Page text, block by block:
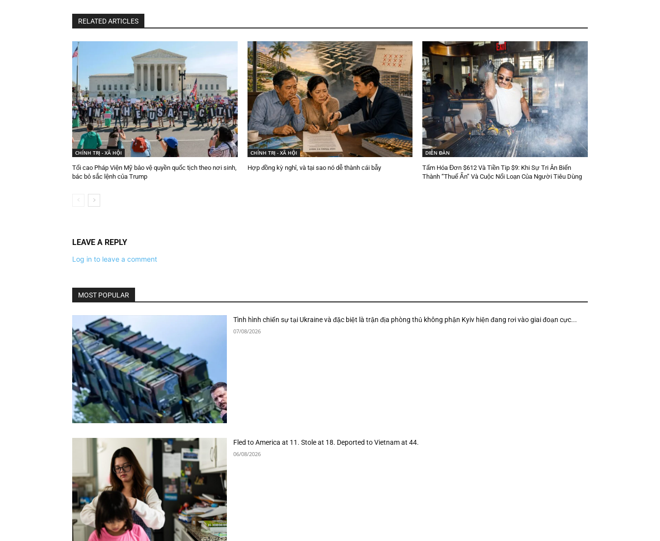
RELATED ARTICLES
CHÍNH TRỊ - XÃ HỘI
Tối cao Pháp Viện Mỹ bảo vệ quyền quốc tịch theo nơi sinh,
bác bỏ sắc lệnh của Trump
CHÍNH TRỊ - XÃ HỘI
Hợp đồng kỳ nghỉ, và tại sao nó dễ thành cái bẫy
DIỄN ĐÀN
Tấm Hóa Đơn $612 Và Tiền Tip $9: Khi Sự Tri Ân Biến
Thành “Thuế Ẩn” Và Cuộc Nổi Loạn Của Người Tiêu Dùng
LEAVE A REPLY
Log in to leave a comment
MOST POPULAR
Tình hình chiến sự tại Ukraine và đặc biệt là trận địa phòng thủ không phận Kyiv hiện đang rơi vào giai đoạn cực...
07/08/2026
Fled to America at 11. Stole at 18. Deported to Vietnam at 44.
06/08/2026